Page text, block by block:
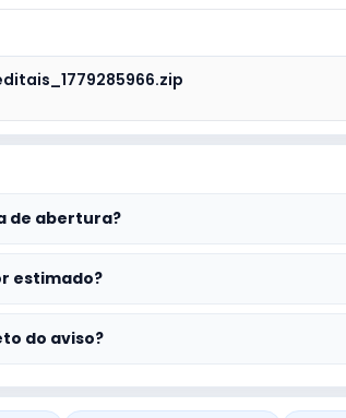
de abertura?
estimado?
do aviso?